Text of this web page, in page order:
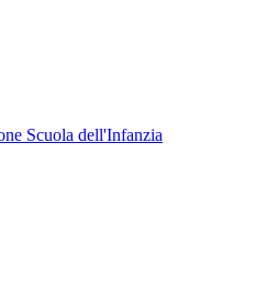
Scuola dell'Infanzia